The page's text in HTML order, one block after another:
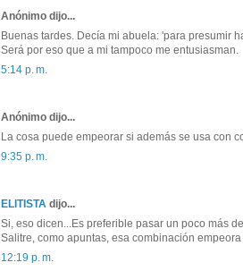
Anónimo dijo...
Buenas tardes. Decía mi abuela: 'para presumir
Será por eso que a mi tampoco me entusiasman.
5:14 p. m.
Anónimo dijo...
La cosa puede empeorar si además se usa con
9:35 p. m.
ELITISTA dijo...
Si, eso dicen...Es preferible pasar un poco más
Salitre, como apuntas, esa combinación
12:19 p. m.